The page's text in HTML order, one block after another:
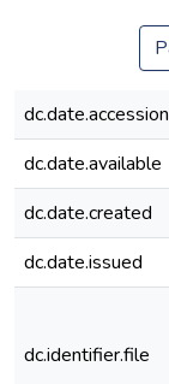
dc.date.available
dc.date.created
dc.date.issued
dc.identifier.file